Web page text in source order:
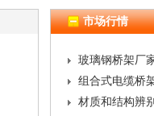
市场行情
玻璃钢桥架厂
组合式电缆桥
材质和结构辨